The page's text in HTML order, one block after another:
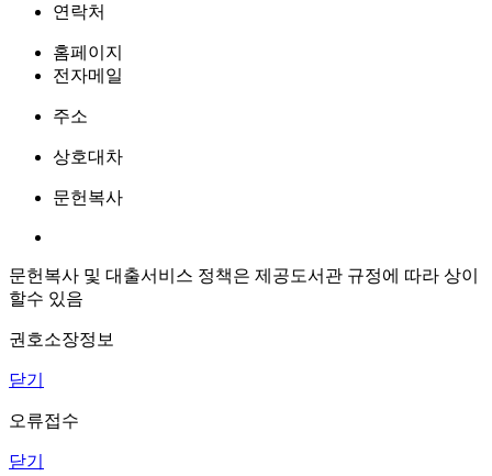
연락처
홈페이지
전자메일
주소
상호대차
문헌복사
문헌복사 및 대출서비스 정책은 제공도서관 규정에 따라 상이
할수 있음
권호소장정보
닫기
오류접수
닫기